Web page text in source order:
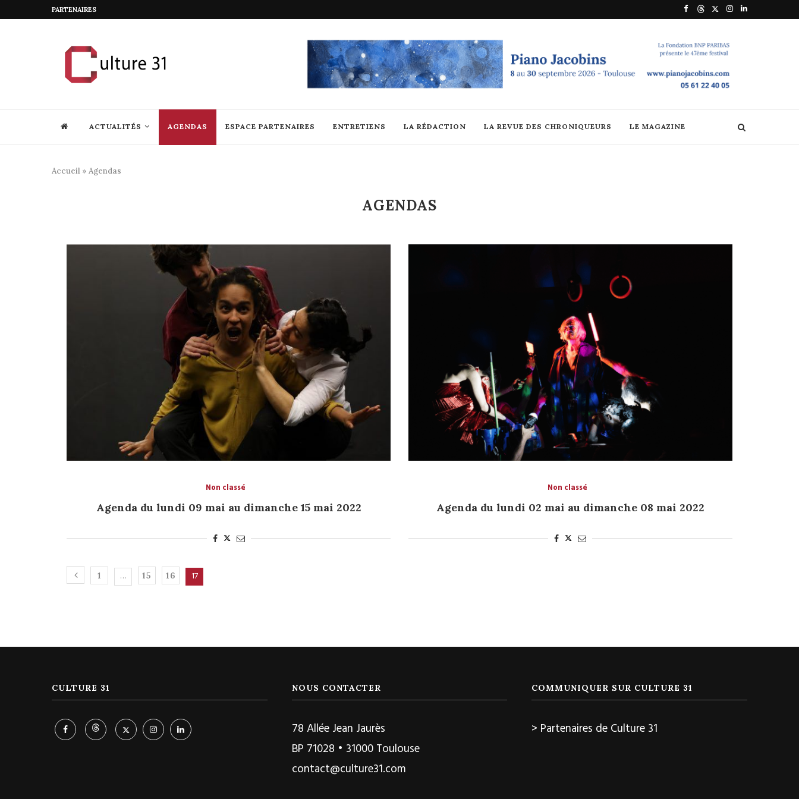
PARTENAIRES
ACTUALITÉS AGENDAS ESPACE PARTENAIRES ENTRETIENS LA RÉDACTION LA REVUE DES CHRONIQUEURS LE MAGAZINE
Accueil » Agendas
AGENDAS
Non classé
Agenda du lundi 09 mai au dimanche 15 mai 2022
Non classé
Agenda du lundi 02 mai au dimanche 08 mai 2022
1 … 15 16 17
CULTURE 31 NOUS CONTACTER
78 Allée Jean Jaurès
BP 71028 • 31000 Toulouse
contact@culture31.com
COMMUNIQUER SUR CULTURE 31
> Partenaires de Culture 31